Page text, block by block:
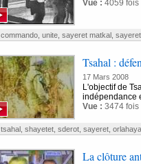
Vue : 4059 fois
commando, unite, sayeret matkal, sayeret,
Tsahal :
17 Mars 2008
L'objectif de
indépendance
Vue : 3474 fois
tsahal, shayetet, sderot, sayeret,
La clôture